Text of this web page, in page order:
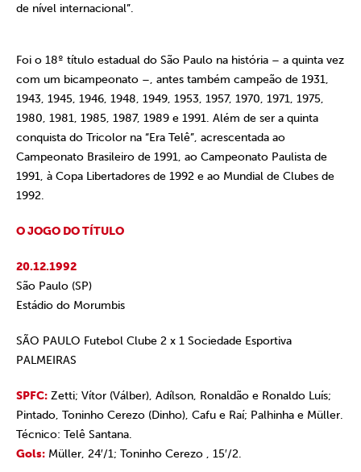
de nível internacional”.
Foi o 18º título estadual do São Paulo na história – a quinta vez
com um bicampeonato –, antes também campeão de 1931,
1943, 1945, 1946, 1948, 1949, 1953, 1957, 1970, 1971, 1975,
1980, 1981, 1985, 1987, 1989 e 1991. Além de ser a quinta
conquista do Tricolor na “Era Telê”, acrescentada ao
Campeonato Brasileiro de 1991, ao Campeonato Paulista de
1991, à Copa Libertadores de 1992 e ao Mundial de Clubes de
1992.
O JOGO DO TÍTULO
20.12.1992
São Paulo (SP)
Estádio do Morumbis
SÃO PAULO Futebol Clube 2 x 1 Sociedade Esportiva
PALMEIRAS
SPFC: Zetti; Vítor (Válber), Adílson, Ronaldão e Ronaldo Luís;
Pintado, Toninho Cerezo (Dinho), Cafu e Raí; Palhinha e Müller.
Técnico: Telê Santana.
Gols: Müller, 24′/1; Toninho Cerezo , 15′/2.